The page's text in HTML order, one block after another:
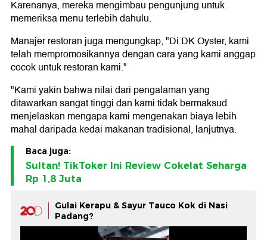
Karenanya, mereka mengimbau pengunjung untuk
memeriksa menu terlebih dahulu.
Manajer restoran juga mengungkap, "Di DK Oyster, kami
telah mempromosikannya dengan cara yang kami anggap
cocok untuk restoran kami."
"Kami yakin bahwa nilai dari pengalaman yang
ditawarkan sangat tinggi dan kami tidak bermaksud
menjelaskan mengapa kami mengenakan biaya lebih
mahal daripada kedai makanan tradisional, lanjutnya.
Baca juga:
Sultan! TikToker Ini Review Cokelat Seharga
Rp 1,8 Juta
Gulai Kerapu & Sayur Tauco Kok di Nasi
Padang?